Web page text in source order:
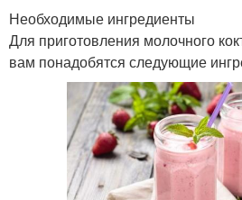
Необходимые ингредиенты
Для приготовления молочного
вам понадобятся следующие